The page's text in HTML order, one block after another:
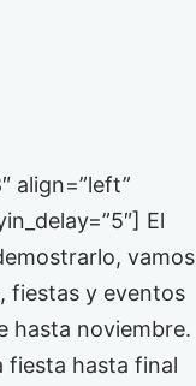
align=”left”
El
vamos
fiestas y eventos
hasta noviembre.
fiesta hasta final